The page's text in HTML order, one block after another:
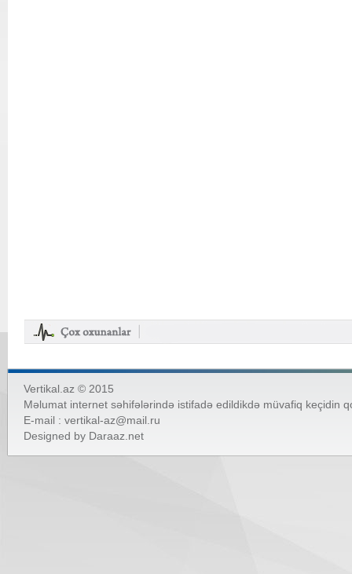
Vertikal.az © 2015
Məlumat internet səhifələrində istifadə edildikdə müvafiq keçidin
E-mail : vertikal-az@mail.ru
Designed by Daraaz.net